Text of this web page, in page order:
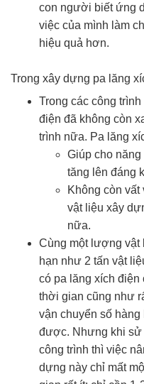
con người biết ứng
việc của mình làm
hiệu quả hơn.
Trong xây dựng pa lăng
Trong các công
điện đã không còn
trình nữa. Pa lăng
Giúp cho
tăng lên đáng
Không còn
vật liệu xây
nữa.
Cùng một lượng vật
hạn như 2 tấn vật
có pa lăng xích
thời gian cũng như
vận chuyển số
được. Nhưng khi sử
công trình thì việc
dựng này chỉ mất